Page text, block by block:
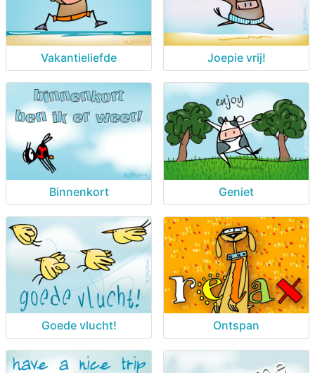
Vakantieliefde Joepie vrij!
Binnenkort Geniet
Goede vlucht! Ontspan